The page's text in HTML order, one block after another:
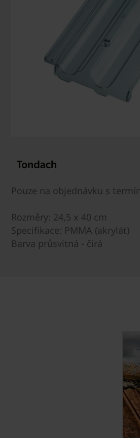
Pouze na objednávku s
Rozměry: 24,5 x 40 cm
Specifikace: PMMA (akrylát)
Barva průsvitná - čirá